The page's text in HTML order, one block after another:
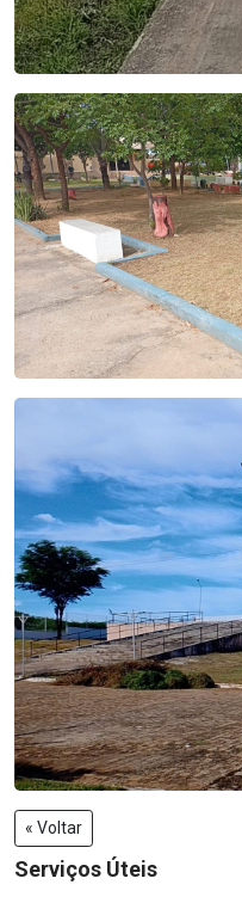
« Voltar
Serviços Úteis